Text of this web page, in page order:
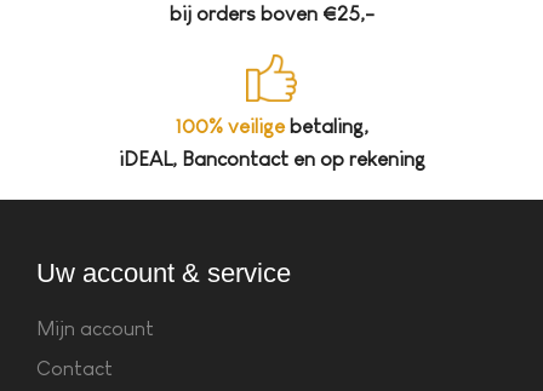
bij orders boven €25,-
100% veiligebetaling,
iDEAL, Bancontact en op rekening
Uw account & service
Mijn account
Contact